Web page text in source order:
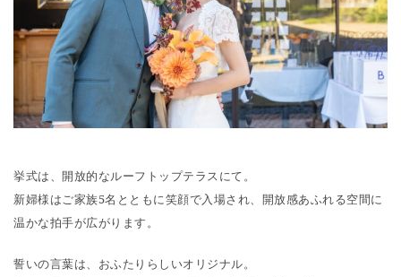
挙式は、開放的なルーフトップテラスにて。
新婦様はご家族5名とともに笑顔で入場され、開放感あふれる空間に
温かな拍手が広がります。
誓いの言葉は、おふたりらしいオリジナル。